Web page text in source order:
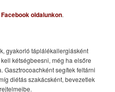
Facebook oldalunkon.
gyakorló táplálékallergiásként
kétségbeesni, még ha elsőre
Gasztrocoachként segítek feltárni
diétás szakácsként, bevezetlek